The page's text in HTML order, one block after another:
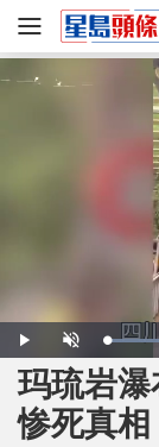
P
l
a
y
U
n
m
u
e
L
o
a
d
e
:
2
4
玛琉岩
惨死真